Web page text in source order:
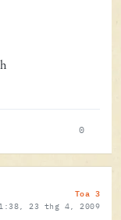
0
Toa 3
23 thg 4, 2009